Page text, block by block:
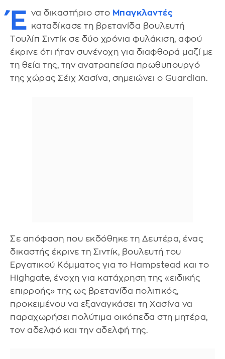
Έ να δικαστήριο στο Μπαγκλαντές
καταδίκασε τη βρετανίδα βουλευτή
Tουλίπ Σιντίκ σε δύο χρόνια φυλάκιση, αφού
έκρινε ότι ήταν συνένοχη για διαφθορά μαζί με
τη θεία της, την ανατραπείσα πρωθυπουργό
της χώρας Σέιχ Χασίνα, σημειώνει ο Guardian.
Σε απόφαση που εκδόθηκε τη Δευτέρα, ένας
δικαστής έκρινε τη Σιντίκ, βουλευτή του
Εργατικού Κόμματος για το Hampstead και το
Highgate, ένοχη για κατάχρηση της «ειδικής
επιρροής» της ως βρετανίδα πολιτικός,
προκειμένου να εξαναγκάσει τη Χασίνα να
παραχωρήσει πολύτιμα οικόπεδα στη μητέρα,
τον αδελφό και την αδελφή της.